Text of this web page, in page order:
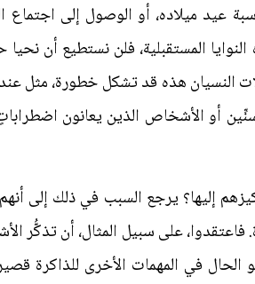
عيد ميلاده، أو الوصول إلى اجتماع
المستقبلية، فلن نستطيع أن نحيا
النسيان هذه قد تشكل خطورة، مثل
أو الأشخاص الذين يعانون
إليها؟ يرجع السبب في ذلك إلى
على سبيل المثال، أن تذكُّر
في المهمات الأخرى للذاكرة